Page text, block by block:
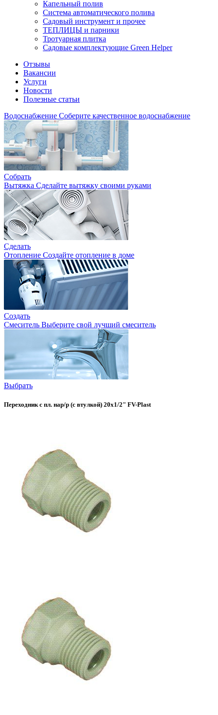
Капельный полив
Система автоматического полива
Садовый инструмент и прочее
ТЕПЛИЦЫ и парники
Тротуарная плитка
Садовые комплектующие Green Helper
Отзывы
Вакансии
Услуги
Новости
Полезные статьи
Водоснабжение Соберите качественное водоснабжение
Собрать
Вытяжка Сделайте вытяжку своими руками
Сделать
Отопление Создайте отопление в доме
Создать
Смеситель Выберите свой лучший смеситель
Выбрать
Переходник с пл. нар/р (с втулкой) 20х1/2" FV-Plast